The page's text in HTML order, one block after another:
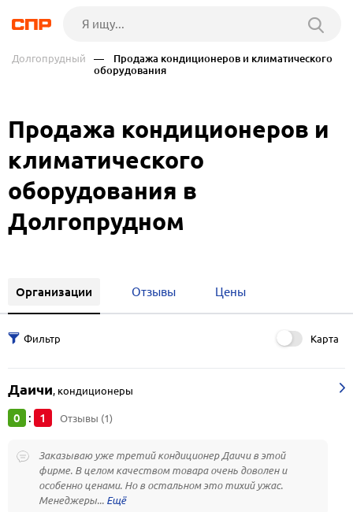
Долгопрудный
— Продажа кондиционеров и климатического
оборудования
Продажа кондиционеров и
климатического
оборудования в
Долгопрудном
Организации Отзывы Цены
Карта
Даичи, кондиционеры
0 : 1 Отзывы (1)
Заказываю уже третий кондиционер Даичи в этой
фирме. В целом качеством товара очень доволен и
особенно ценами. Но в остальном это тихий ужас.
Менеджеры...